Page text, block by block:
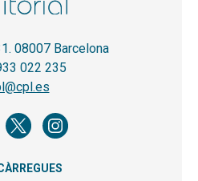
08007 Barcelona
022 235